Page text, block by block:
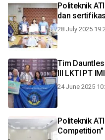
Politeknik
dan
28 July 2025
Tim
III LKTI PT
24 June 2025
Politeknik
Competition"